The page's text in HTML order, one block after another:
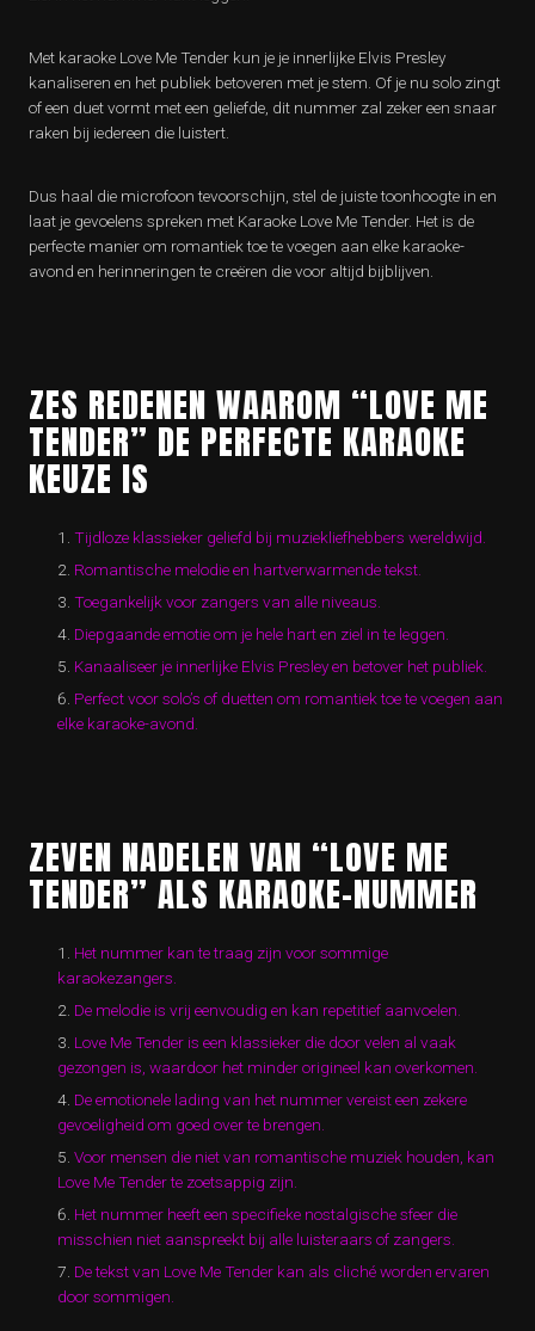
Met karaoke Love Me Tender kun je je innerlijke Elvis Presley
kanaliseren en het publiek betoveren met je stem. Of je nu solo zingt
of een duet vormt met een geliefde, dit nummer zal zeker een snaar
raken bij iedereen die luistert.
Dus haal die microfoon tevoorschijn, stel de juiste toonhoogte in en
laat je gevoelens spreken met Karaoke Love Me Tender. Het is de
perfecte manier om romantiek toe te voegen aan elke karaoke-
avond en herinneringen te creëren die voor altijd bijblijven.
ZES REDENEN WAAROM “LOVE ME
TENDER” DE PERFECTE KARAOKE
KEUZE IS
Tijdloze klassieker geliefd bij muziekliefhebbers wereldwijd.
Romantische melodie en hartverwarmende tekst.
Toegankelijk voor zangers van alle niveaus.
Diepgaande emotie om je hele hart en ziel in te leggen.
Kanaaliseer je innerlijke Elvis Presley en betover het publiek.
Perfect voor solo’s of duetten om romantiek toe te voegen aan
elke karaoke-avond.
ZEVEN NADELEN VAN “LOVE ME
TENDER” ALS KARAOKE-NUMMER
Het nummer kan te traag zijn voor sommige
karaokezangers.
De melodie is vrij eenvoudig en kan repetitief aanvoelen.
Love Me Tender is een klassieker die door velen al vaak
gezongen is, waardoor het minder origineel kan overkomen.
De emotionele lading van het nummer vereist een zekere
gevoeligheid om goed over te brengen.
Voor mensen die niet van romantische muziek houden, kan
Love Me Tender te zoetsappig zijn.
Het nummer heeft een specifieke nostalgische sfeer die
misschien niet aanspreekt bij alle luisteraars of zangers.
De tekst van Love Me Tender kan als cliché worden ervaren
door sommigen.